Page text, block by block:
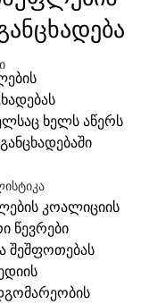
ხელს აწერს
კოალიციის
წევრები
შეშფოთებას